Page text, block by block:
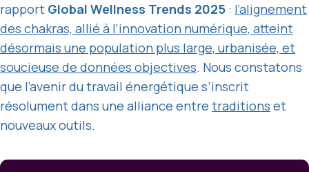
rapport Global Wellness Trends 2025 : l’alignement
des chakras, allié à l’innovation numérique, atteint
désormais une population plus large, urbanisée, et
soucieuse de données objectives. Nous constatons
que l’avenir du travail énergétique s’inscrit
résolument dans une alliance entre traditions et
nouveaux outils.